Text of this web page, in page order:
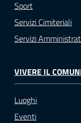
Sport
Servizi Cimiteriali
Servizi
VIVERE IL
Luoghi
Eventi